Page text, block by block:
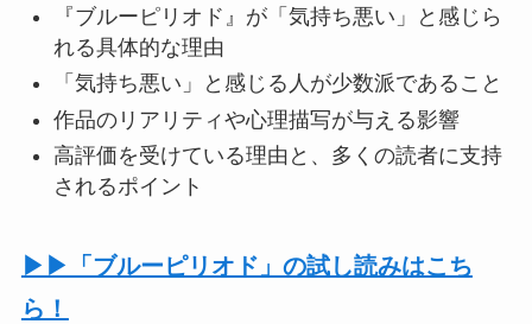
『ブルーピリオド』が「気持ち悪い」と感じら
れる具体的な理由
「気持ち悪い」と感じる人が少数派であること
作品のリアリティや心理描写が与える影響
高評価を受けている理由と、多くの読者に支持
されるポイント
▶▶「ブルーピリオド」の試し読みはこち
ら！